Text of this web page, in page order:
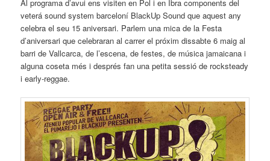
Al programa d’avui ens visiten en Pol i en Ibra components del
veterá sound system barceloní BlackUp Sound que aquest any
celebra el seu 15 aniversari. Parlem una mica de la Festa
d’aniversari que celebraran al carrer el próxim dissabte 6 maig al
barri de Vallcarca, de l’escena, de festes, de música jamaicana i
alguna coseta més i després fan una petita sessió de rocksteady
i early-reggae.